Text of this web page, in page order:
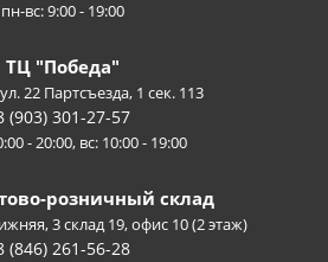
пн-вс: 9:00 - 19:00
ТЦ "Победа"
22 Партсъезда, 1 сек. 113
(903) 301-27-57
- 20:00, вс: 10:00 - 19:00
розничный склад
3 склад 19, офис 10 (2 этаж)
(846) 261-56-28